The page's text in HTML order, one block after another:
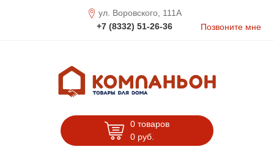
ул. Воровского, 111А
+7 (8332) 51-26-36
Позвоните мне
0 товаров
0руб.